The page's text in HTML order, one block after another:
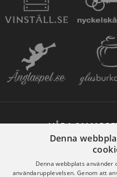
VÅRA
Denna
Denna webbplats
användarupplevelsen. Genom att